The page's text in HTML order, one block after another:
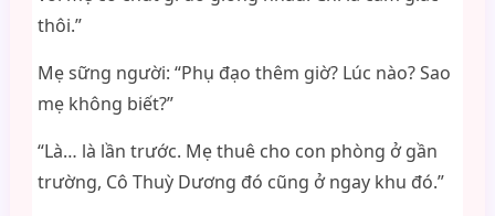
thôi.”
Mẹ sững người: “Phụ đạo thêm giờ? Lúc nào? Sao
mẹ không biết?”
“Là… là lần trước. Mẹ thuê cho con phòng ở gần
trường, Cô Thuỳ Dương đó cũng ở ngay khu đó.”